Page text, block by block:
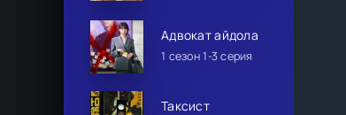
Адвокат айдола
1 сезон 1-3 серия
Таксист